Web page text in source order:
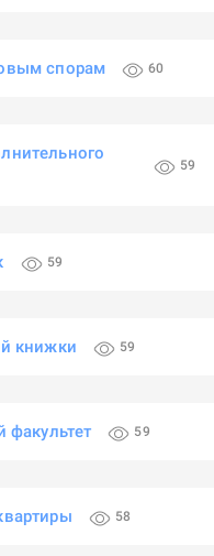
спорам 60
59
59
книжки 59
факультет 59
58